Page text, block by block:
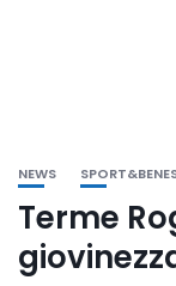
NEWS
Terme